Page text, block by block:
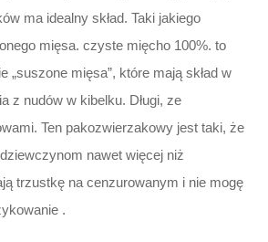
ma idealny skład. Taki jakiego
mięsa. czyste mięcho 100%. to
„suszone mięsa”, które mają skład w
z nudów w kibelku. Długi, ze
Ten pakozwierzakowy jest taki, że
nawet więcej niż
trzustkę na cenzurowanym i nie mogę
.